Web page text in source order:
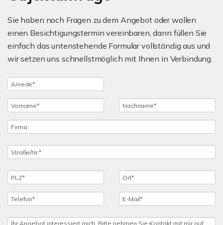
Sie haben noch Fragen zu dem Angebot oder wollen
einen Besichtigungstermin vereinbaren, dann füllen Sie
einfach das untenstehende Formular vollständig aus und
wir setzen uns schnellstmöglich mit Ihnen in Verbindung.